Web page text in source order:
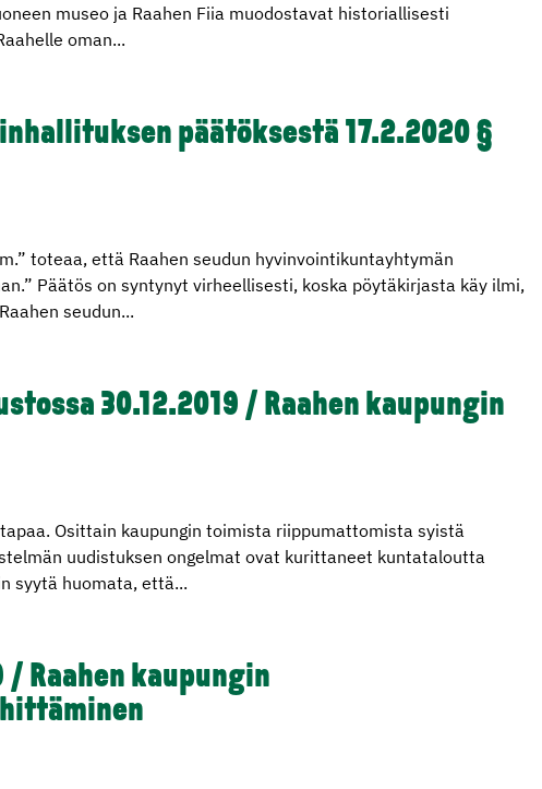
museo ja Raahen Fiia muodostavat historiallisesti
oman...
päätöksestä 17.2.2020 §
toteaa, että Raahen seudun hyvinvointikuntayhtymän
Päätös on syntynyt virheellisesti, koska pöytäkirjasta käy ilmi,
seudun...
30.12.2019 / Raahen kaupungin
Osittain kaupungin toimista riippumattomista syistä
uudistuksen ongelmat ovat kurittaneet kuntataloutta
syytä huomata, että...
/ Raahen kaupungin